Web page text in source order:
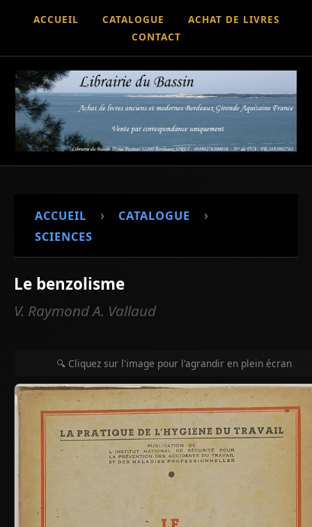
ACCUEIL CATALOGUE
ACHAT DE LIVRES
CONTACT
ACCUEIL › CATALOGUE ›
SCIENCES
Le benzolisme
V. Raymond A. Vallaud
🔍 Cliquez sur l'image pour l'agrandir en plein écran